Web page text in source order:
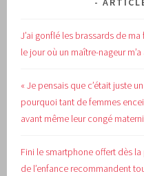
J’ai gonflé les brassards de
le jour où un maître-nageur
« Je pensais que c’était juste
pourquoi tant de femmes
avant même leur congé
Fini le smartphone offert dès
de l’enfance recommandent